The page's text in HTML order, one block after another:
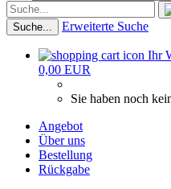
Suche... Erweiterte Suche
Ihr
0,00 EUR
Sie haben noch
Angebot
Über uns
Bestellung
Rückgabe